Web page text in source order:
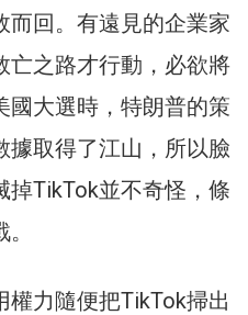
而回。有遠見的企業家
亡之路才行動，必欲將
國大選時，特朗普的策
據取得了江山，所以臉
掉TikTok並不奇怪，條
力隨便把TikTok掃出